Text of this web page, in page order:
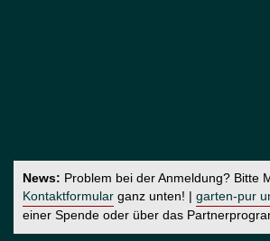
News: Problem bei der Anmeldung? Bitte
Kontaktformular ganz unten! | garten-pur
einer Spende oder über das